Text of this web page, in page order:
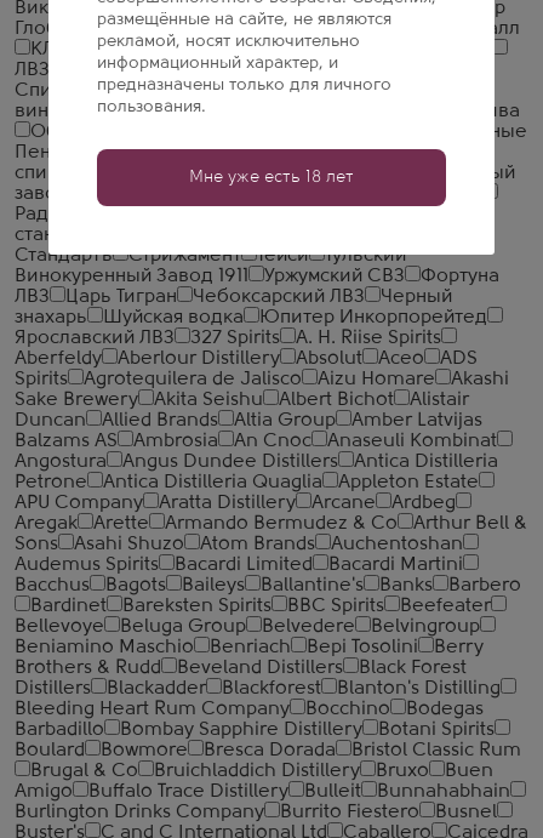
Викалк Глазовский ЛВЗ Грейн Алко Дионис
Итар
Глобал
Иткульский спиртзавод
Калужский Кристалл
КЛВЗ Кристалл
Кристалл-Лефортово ГК
ЛВЗ Московский
Малиновщизненский
Спиртоводочный Завод Аквадив
Минский завод
виноградных вин
Московский завод Кристалл
Нива
Объединенная Водочная Компания
Объединенные
Пензенские Водочные Заводы
Озерский
спиртоводочный завод (ОСВЗ)
ООО ССБ
Опытный
завод НИВА
Пермалко
Радамир
стандарт
Стандартъ
Стрижамент Тейси
Тульский
Винокуренный Завод 1911
Уржумский СВЗ
Фортуна
ЛВЗ
Царь Тигран Чебоксарский ЛВЗ
Черный
знахарь
Шуйская водка
Юпитер Инкорпорейтед
Ярославский ЛВЗ
327 Spirits
A. H. Riise Spirits
Aberfeldy
Aberlour Distillery Absolut Aceo
ADS
Spirits
Agrotequilera de Jalisco Aizu Homare
Akashi
Sake Brewery
Akita Seishu Albert Bichot
Alistair
Duncan
Allied Brands Altia Group
Amber Latvijas
Balzams AS
Ambrosia An Cnoc
Anaseuli Kombinat
Angostura
Angus Dundee Distillers
Antica Distilleria
Petrone
Antica Distilleria Quaglia
Appleton Estate
APU Company
Aratta Distillery Arcane
Ardbeg
Aregak
Arette Armando Bermudez & Co
Arthur Bell &
Sons
Asahi Shuzo Atom Brands
Auchentoshan
Audemus Spirits
Bacardi Limited
Bacardi Martini
Bacchus
Bagots Baileys Ballantine's Banks
Barbero
Bardinet
Bareksten Spirits BBC Spirits
Beefeater
Bellevoye
Beluga Group Belvedere
Belvingroup
Beniamino Maschio
Benriach Bepi Tosolini
Berry
Brothers & Rudd
Beveland Distillers
Black Forest
Distillers
Blackadder Blackforest
Blanton's Distilling
Bleeding Heart Rum Company
Bocchino
Bodegas
Barbadillo
Bombay Sapphire Distillery
Botani Spirits
Boulard
Bowmore Bresca Dorada
Bristol Classic Rum
Brugal & Co
Bruichladdich Distillery Bruxo
Buen
Amigo
Buffalo Trace Distillery Bulleit
Bunnahabhain
Burlington Drinks Company
Burrito Fiestero
Busnel
Buster's
C and C International Ltd Caballero
Caicedra
размещённые на сайте, не являются
рекламой, носят исключительно
информационный характер, и
предназначены только для личного
пользования.
Мне уже есть 18 лет